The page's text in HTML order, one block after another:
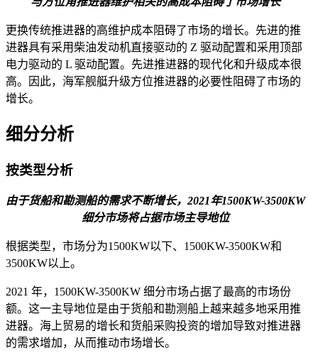
更换传统推进器的高维护成本阻碍了市场的增长。先进的推
进器具有采用柴油发动机直接驱动的 Z 驱动配置和采用顶部
电力驱动的 L 驱动配置。先进推进器的现代化和升级成本很
高。因此，海军舰艇升级方位推进器的必要性阻碍了市场的
增长。
细分分析
按类型分析
由于货船和勘测船的需求不断增长，2021年1500KW-3500KW
细分市场将占据市场主导地位
根据类型，市场分为1500KW以下、1500KW-3500KW和
3500KW以上。
2021 年，1500KW-3500KW 细分市场占据了最高的市场份
额。这一主导地位是由于货船和勘测船上越来越多地采用推
进器。海上贸易的增长和货船采购投资的增加导致对推进器
的需求增加，从而推动市场增长。